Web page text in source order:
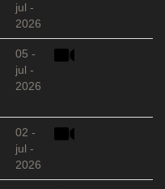
jul -
2026
05 -
jul -
2026
02 -
jul -
2026